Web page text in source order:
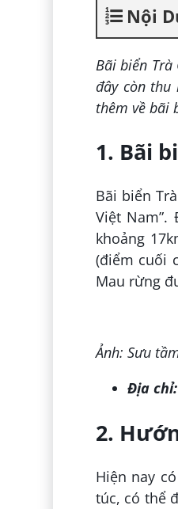
Nội
Bãi biển
đây còn thu
thêm về bãi
1. Bãi
Bãi biển
Việt
khoảng
(điểm cuối
Mau rừng
Ảnh: Sưu
Địa chỉ:
2.
Hiện nay
túc, có thể